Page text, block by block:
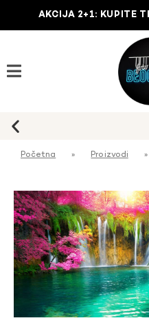
AKCIJA 2+1: KUPITE
Početna » Proizvodi »